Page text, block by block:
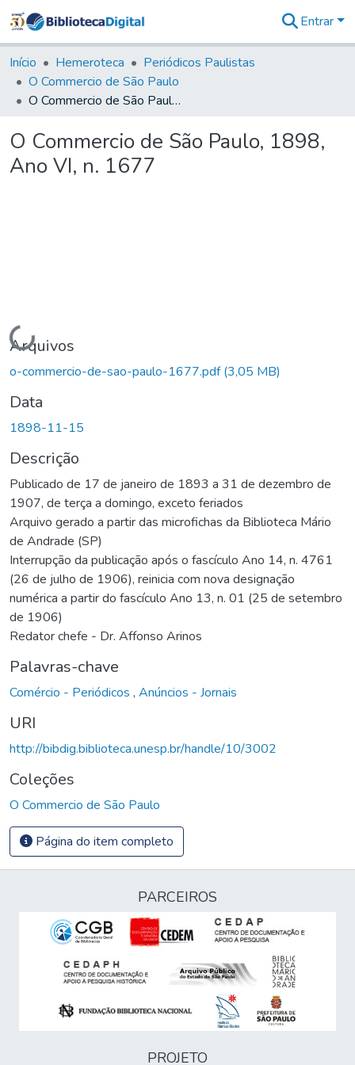
&
Coleções
Tudo na
Biblioteca
Estatísticas
Entrar
Início Hemeroteca
Periódicos Paulistas
O Commercio de São Paulo
O Commercio de São Paulo, 1898, Ano VI, n. 1677
O Commercio de São Paulo, 1898,
Ano VI, n. 1677
Carregando...
Arquivos
o-commercio-de-sao-paulo-1677.pdf(3,05 MB)
Data
1898-11-15
Descrição
Publicado de 17 de janeiro de 1893 a 31 de dezembro de
1907, de terça a domingo, exceto feriados
Arquivo gerado a partir das microfichas da Biblioteca Mário
de Andrade (SP)
Interrupção da publicação após o fascículo Ano 14, n. 4761
(26 de julho de 1906), reinicia com nova designação
numérica a partir do fascículo Ano 13, n. 01 (25 de setembro
de 1906)
Redator chefe - Dr. Affonso Arinos
Palavras-chave
Comércio - Periódicos , Anúncios - Jornais
URI
http://bibdig.biblioteca.unesp.br/handle/10/3002
Coleções
O Commercio de São Paulo
Página do item completo
PARCEIROS
PROJETO